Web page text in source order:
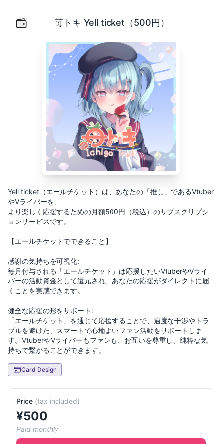
苺トキ Yell ticket（500円）
Yell ticket（エールチケット）は、あなたの「推し」であるVtuber
やVライバーを、
より楽しく応援するための月額500円（税込）のサブスクリプシ
ョンサービスです。
【エールチケットでできること】
感謝の気持ちを可視化:
毎月付与される「エールチケット」は応援したいVtuberやVライ
バーの活動資金として還元され、あなたの応援がダイレクトに届
くことを実感できます。
健全な応援の形をサポート:
「エールチケット」を通じて応援することで、過度な干渉やトラ
ブルを避けた、スマートで心地よいファン活動をサポートしま
す。VtuberやVライバーもファンも、お互いを尊重し、純粋な気
Card Design
Price (tax included)
¥500
Paid monthly